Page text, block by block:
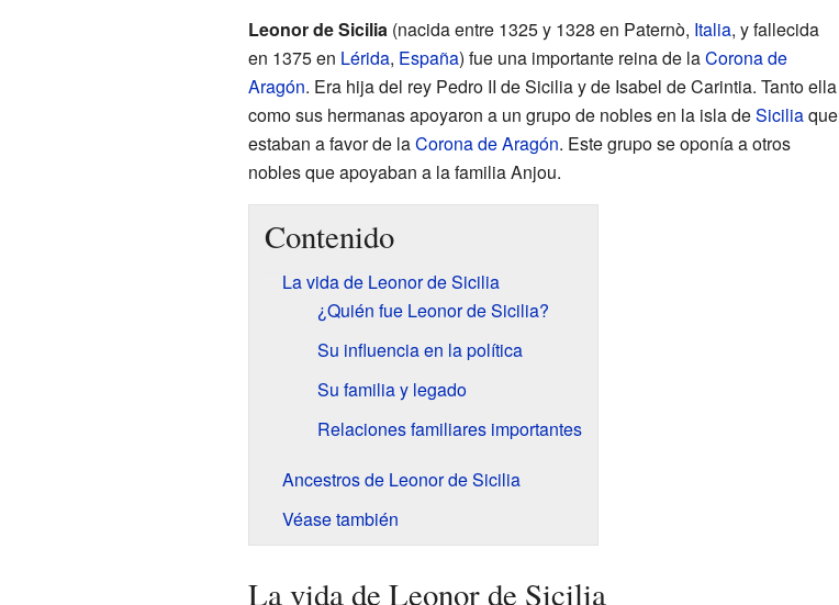
Leonor de Sicilia(nacida entre 1325 y 1328 en Paternò, Italia, y fallecida
en 1375 en Lérida, España) fue una importante reina de laCorona de
Aragón. Era hija del rey Pedro II de Sicilia y de Isabel de Carintia. Tanto ella
como sus hermanas apoyaron a un grupo de nobles en la isla deSiciliaque
estaban a favor de laCorona de Aragón. Este grupo se oponía a otros
nobles que apoyaban a la familia Anjou.
Contenido
La vida de Leonor de Sicilia
¿Quién fue Leonor de Sicilia?
Su influencia en la política
Su familia y legado
Relaciones familiares importantes
Ancestros de Leonor de Sicilia
Véase también
La vida de Leonor de Sicilia